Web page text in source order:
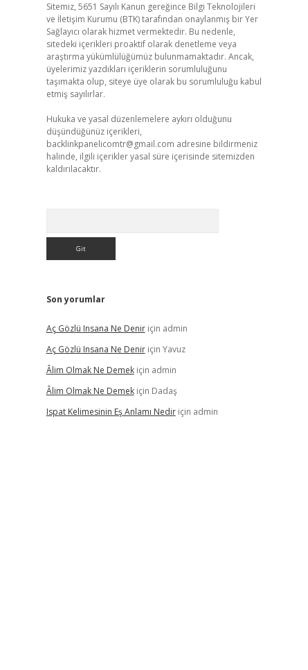
Sitemiz, 5651 Sayılı Kanun gereğince Bilgi Teknolojileri
ve İletişim Kurumu (BTK) tarafından onaylanmış bir Yer
Sağlayıcı olarak hizmet vermektedir. Bu nedenle,
sitedeki içerikleri proaktif olarak denetleme veya
araştırma yükümlülüğümüz bulunmamaktadır. Ancak,
üyelerimiz yazdıkları içeriklerin sorumluluğunu
taşımakta olup, siteye üye olarak bu sorumluluğu kabul
etmiş sayılırlar.
Hukuka ve yasal düzenlemelere aykırı olduğunu
düşündüğünüz içerikleri,
backlinkpanelicomtr@gmail.com adresine bildirmeniz
halinde, ilgili içerikler yasal süre içerisinde sitemizden
kaldırılacaktır.
Son yorumlar
Aç Gözlü Insana Ne Deniriçin admin
Aç Gözlü Insana Ne Deniriçin Yavuz
Âlim Olmak Ne Demekiçin admin
Âlim Olmak Ne Demekiçin Dadaş
Ispat Kelimesinin Eş Anlamı Nediriçin admin